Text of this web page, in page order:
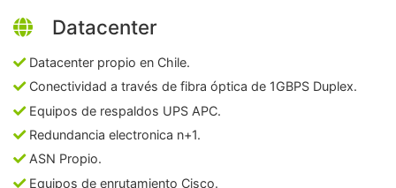
Datacenter
Datacenter propio en Chile.
Conectividad a través de fibra óptica de 1GBPS Duplex.
Equipos de respaldos UPS APC.
Redundancia electronica n+1.
ASN Propio.
Equipos de enrutamiento Cisco.